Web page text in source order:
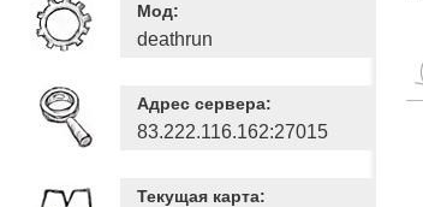
Мод:
deathrun
Адрес сервера:
83.222.116.162:27015
Текущая карта: